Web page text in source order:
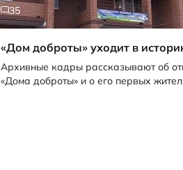
35
«Дом доброты» уходит в
Архивные кадры рассказывают об
«Дома доброты» и о его первых